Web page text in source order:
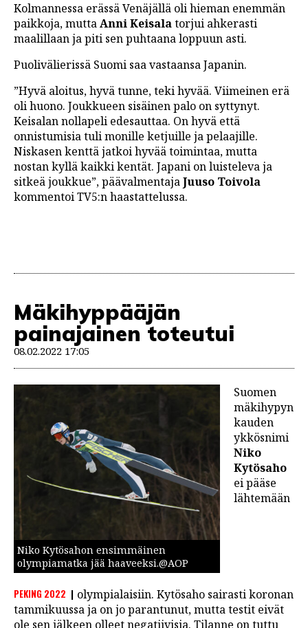
Kolmannessa erässä Venäjällä oli hieman enemmän
paikkoja, muttaAnni Keisalatorjui ahkerasti
maalillaan ja piti sen puhtaana loppuun asti.
Puolivälierissä Suomi saa vastaansa Japanin.
”Hyvä aloitus, hyvä tunne, teki hyvää. Viimeinen erä
oli huono. Joukkueen sisäinen palo on syttynyt.
Keisalan nollapeli edesauttaa. On hyvä että
onnistumisia tuli monille ketjuille ja pelaajille.
Niskasen kenttä jatkoi hyvää toimintaa, mutta
nostan kyllä kaikki kentät. Japani on luisteleva ja
sitkeä joukkue”, päävalmentajaJuuso Toivola
kommentoi TV5:n haastattelussa.
Mäkihyppääjän
painajainen toteutui
08.02.2022 17:05
Niko Kytösahon ensimmäinen
olympiamatka jää haaveeksi.@AOP
PEKING 2022
Suomen
mäkihypyn
kauden
ykkösnimi
Niko
Kytösaho
ei pääse
lähtemään
olympialaisiin. Kytösaho sairasti koronan
tammikuussa ja on jo parantunut, mutta testit eivät
ole sen jälkeen olleet negatiivisia. Tilanne on tuttu